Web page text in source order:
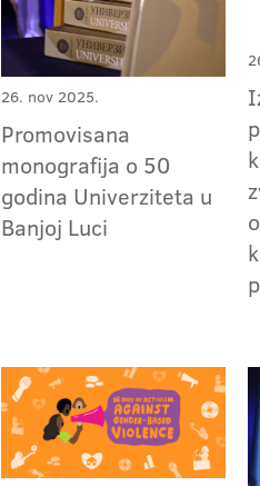
26. nov 2025.
Promovisana
monografija o 50
godina Univerziteta u
Banjoj Luci